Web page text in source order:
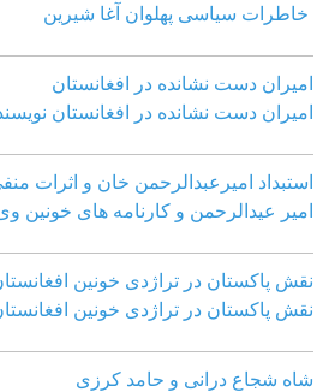
خاطرات سیاسی پهلوان آغا شیرین
امیران دست نشانده در افغانستان
امیران دست نشانده در افغانستان
استبداد امیرعبدالرحمن خان و اثرات
امیر عیدالرحمن و کارنامه های خونین
نقش پاکستان در تراژدی خونین
نقش پاکستان در تراژدی خونین
شاه شجاع درانی و حامد کرزی